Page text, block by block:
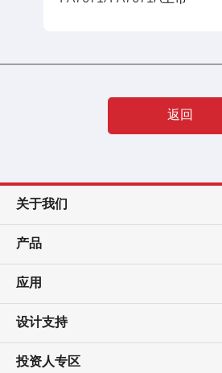
返回
关于我们
产品
应用
设计支持
投资人专区